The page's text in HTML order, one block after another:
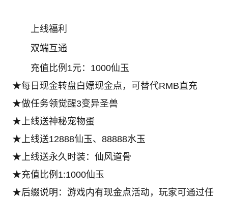
上线福利
双端互通
充值比例1元：1000仙玉
★每日现金转盘白嫖现金点，可替代RMB直充
★做任务领觉醒3变异圣兽
★上线送神秘宠物蛋
★上线送12888仙玉、88888水玉
★上线送永久时装：仙风道骨
★充值比例1:1000仙玉
★后缀说明：游戏内有现金点活动，玩家可通过任